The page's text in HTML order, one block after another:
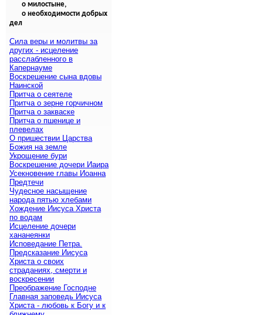
о милостыне,
о необходимости добрых
дел
Сила веры и молитвы за
других - исцеление
расслабленного в
Капернауме
Воскрешение сына вдовы
Наинской
Притча о сеятеле
Притча о зерне горчичном
Притча о закваске
Притча о пшенице и
плевелах
О пришествии Царства
Божия на земле
Укрощение бури
Воскрешение дочери Иаира
Усекновение главы Иоанна
Предтечи
Чудесное насыщение
народа пятью хлебами
Хождение Иисуса Христа
по водам
Исцеление дочери
хананеянки
Исповедание Петра.
Предсказание Иисуса
Христа о своих
страданиях, смерти и
воскресении
Преображение Господне
Главная заповедь Иисуса
Христа - любовь к Богу и к